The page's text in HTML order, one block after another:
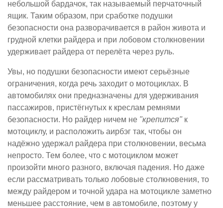
небольшой бардачок, так называемый перчаточный
ящик. Таким образом, при сработке подушки
безопасности она разворачивается в район живота и
грудной клетки райдера и при лобовом столкновении
удерживает райдера от перелёта через руль.
Увы, но подушки безопасности имеют серьёзные
ограничения, когда речь заходит о мотоциклах. В
автомобилях они предназначены для удерживания
пассажиров, пристёгнутых к креслам ремнями
безопасности. Но райдер ничем не "крепится" к
мотоциклу, и расположить аирбэг так, чтобы он
надёжно удержал райдера при столкновении, весьма
непросто. Тем более, что с мотоциклом может
произойти много разного, включая падения. Но даже
если рассматривать только лобовые столкновения, то
между райдером и точной удара на мотоцикле заметно
меньшее расстояние, чем в автомобиле, поэтому у